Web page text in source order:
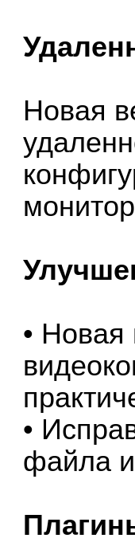
Новая
• Новая
•
файла